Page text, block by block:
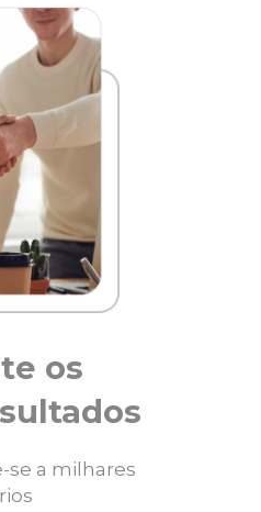
os
se a milhares